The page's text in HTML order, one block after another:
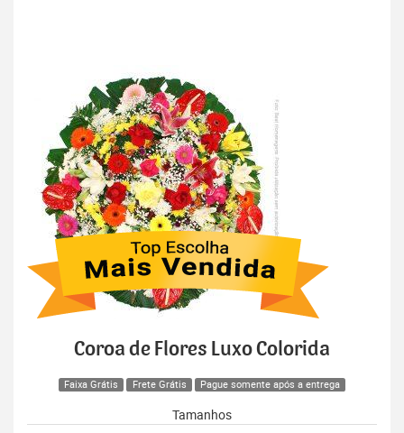
Coroa de Flores Luxo Colorida
Faixa Grátis Frete Grátis Pague somente após a entrega
Tamanhos